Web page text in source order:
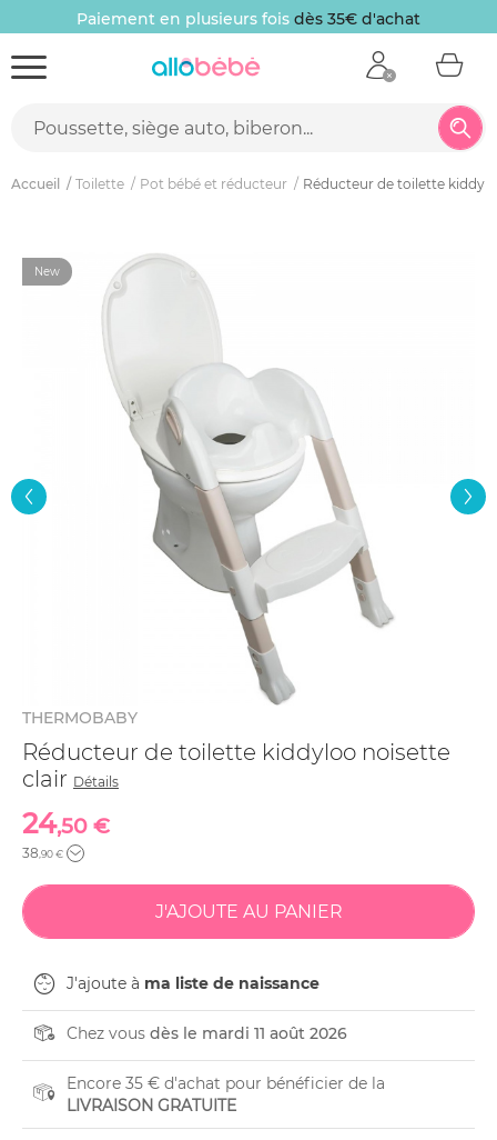
Paiement en plusieurs fois dès 35€ d'achat
Accueil Toilette Pot bébé et réducteur Réducteur de toilette
New
THERMOBABY
Réducteur de toilette kiddyloo noisette
clair Détails
24,50 €
38 ,90 €
J'ajoute à ma liste de naissance
Chez vous dès le mardi 11 août 2026
Encore 35 € d'achat pour bénéficier de la
LIVRAISON GRATUITE